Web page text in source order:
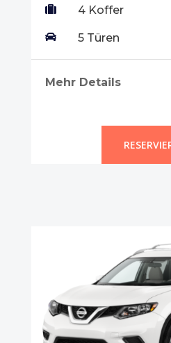
 4 Koffer
 5 Türen
Mehr Details